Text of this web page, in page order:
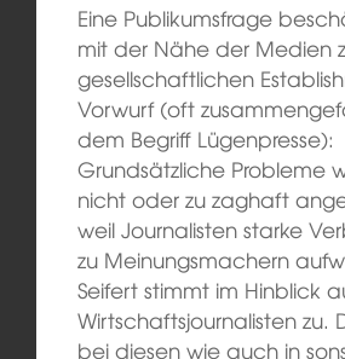
Eine Publikumsfrage
mit der Nähe der Medien
gesellschaftlichen
Vorwurf (oft
dem Begriff Lügenpresse):
Grundsätzliche Probleme
nicht oder zu zaghaft
weil Journalisten starke
zu Meinungsmachern
Seifert stimmt im Hinblick
Wirtschaftsjournalisten zu.
bei diesen wie auch in